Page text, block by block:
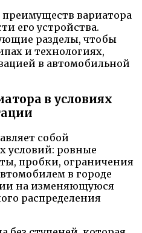
вариатора
его устройства.
разделы, чтобы
и технологиях,
в автомобильной
в условиях
собой
условий: ровные
пробки, ограничения
в городе
на изменяющуюся
распределения